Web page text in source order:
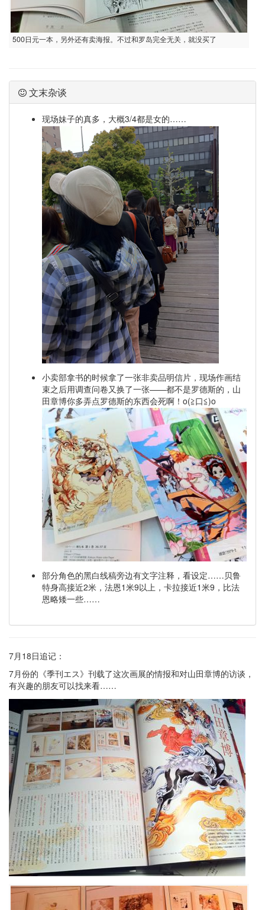
500日元一本，另外还有卖海报。不过和罗岛完全无关，就没买了
文末杂谈
现场妹子的真多，大概3/4都是女的……
小卖部拿书的时候拿了一张非卖品明信片，现场作画结
束之后用调查问卷又换了一张——都不是罗德斯的，山
田章博你多弄点罗德斯的东西会死啊！o(≧口≦)o
部分角色的黑白线稿旁边有文字注释，看设定……贝鲁
特身高接近2米，法恩1米9以上，卡拉接近1米9，比法
恩略矮一些……
7月18日追记：
7月份的《季刊エス》刊载了这次画展的情报和对山田章博的访谈，
有兴趣的朋友可以找来看……